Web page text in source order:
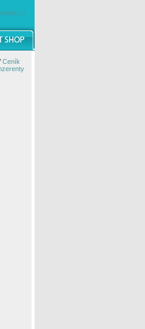
Ceník